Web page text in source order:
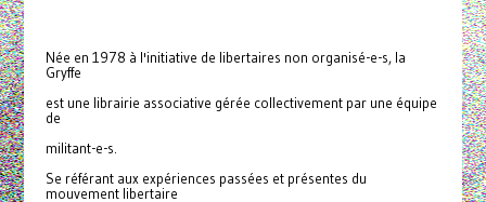
Née en 1978 à l'initiative de libertaires non organisé-e-s, la
Gryffe
est une librairie associative gérée collectivement par une équipe
de
militant-e-s.
Se référant aux expériences passées et présentes du
mouvement libertaire